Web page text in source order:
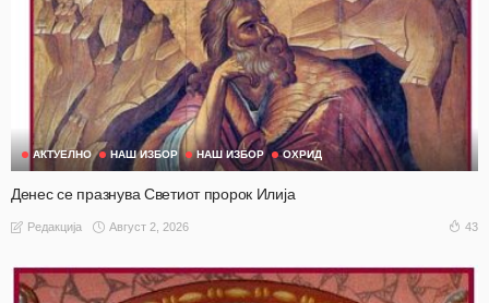
АКТУЕЛНО НАШ ИЗБОР НАШ ИЗБОР ОХРИД
Денес се празнува Светиот пророк Илија
Редакција Август 2, 2026 43